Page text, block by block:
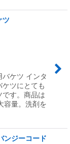
ツ
ケツ インタ
ツにとても
す。商品は
容量。洗剤を
ンジーコード